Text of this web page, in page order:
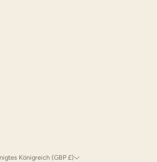
Vereinigtes Königreich (GBP £)